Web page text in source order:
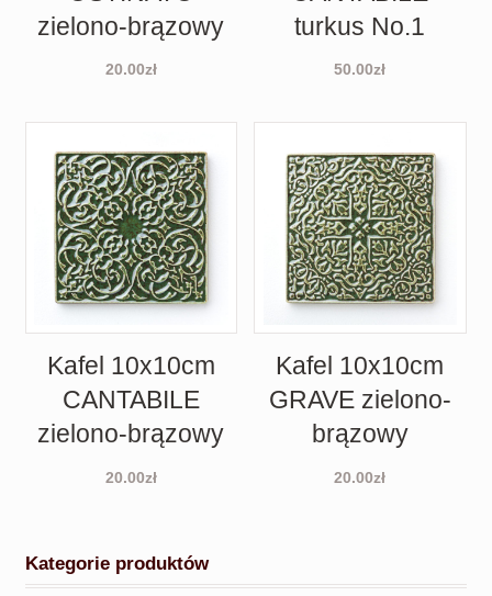
zielono-brązowy
20.00zł
turkus No.1
50.00zł
Kafel 10x10cm
CANTABILE
zielono-brązowy
20.00zł
Kafel 10x10cm
GRAVE zielono-
brązowy
20.00zł
Kategorie produktów